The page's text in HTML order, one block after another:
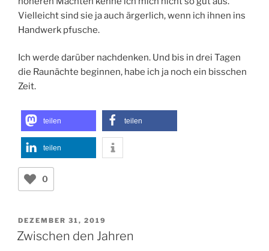
Vielleicht sind sie ja auch ärgerlich, wenn ich ihnen ins
Handwerk pfusche.
Ich werde darüber nachdenken. Und bis in drei Tagen
die Raunächte beginnen, habe ich ja noch ein bisschen
Zeit.
teilen teilen
teilen
0
VERÖFFENTLICHT
AM
DEZEMBER 31, 2019
Zwischen den Jahren